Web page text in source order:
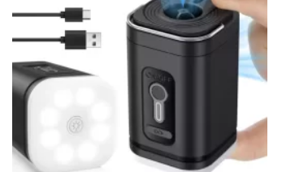
Точният куфар за ръчен багаж
Wed May 06 2026 18:20:57 GMT+0000
КУФАР ЗА РЪЧЕН БАГАЖ 53X38X20 В
Джулиана
Rating: 5/5
Супер е!!! Много съм доволна!!!
Страхотен!!
Fri May 01 2026 09:09:52 GMT+0000